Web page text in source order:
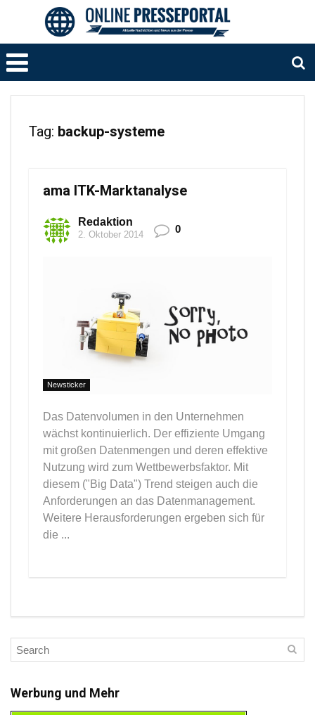
Tag: backup-systeme
ama ITK-Marktanalyse
Redaktion
2. Oktober 2014 0
Newsticker
Das Datenvolumen in den Unternehmen
wächst kontinuierlich. Der effiziente Umgang
mit großen Datenmengen und deren effektive
Nutzung wird zum Wettbewerbsfaktor. Mit
diesem ("Big Data") Trend steigen auch die
Anforderungen an das Datenmanagement.
Weitere Herausforderungen ergeben sich für
die ...
Werbung und Mehr